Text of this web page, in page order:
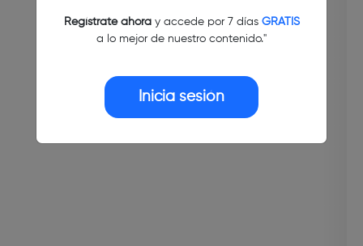
Regístrate ahoray accede por 7 días GRATIS
a lo mejor de nuestro contenido."
Inicia sesión